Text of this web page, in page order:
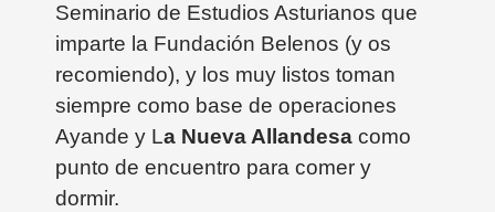
Seminario de Estudios Asturianos que
imparte la Fundación Belenos (y os
recomiendo), y los muy listos toman
siempre como base de operaciones
Ayande y La Nueva Allandesa como
punto de encuentro para comer y
dormir.